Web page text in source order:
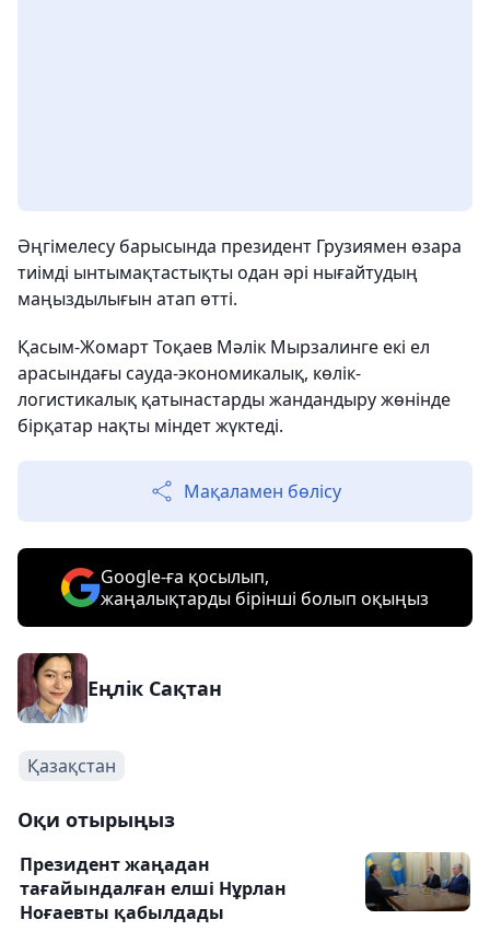
Әңгімелесу барысында президент Грузиямен өзара
тиімді ынтымақтастықты одан әрі нығайтудың
маңыздылығын атап өтті.
Қасым-Жомарт Тоқаев Мәлік Мырзалинге екі ел
арасындағы сауда-экономикалық, көлік-
логистикалық қатынастарды жандандыру жөнінде
бірқатар нақты міндет жүктеді.
Мақаламен бөлісу
Google-ға қосылып,
жаңалықтарды бірінші болып оқыңыз
Еңлік Сақтан
Қазақстан
Оқи отырыңыз
Президент жаңадан
тағайындалған елші Нұрлан
Ноғаевты қабылдады